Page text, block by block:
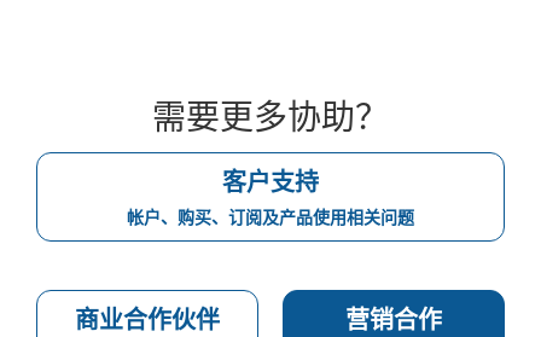
需要更多协助？
客户支持
帐户、购买、订阅及产品使用相关问题
商业合作伙伴 营销合作